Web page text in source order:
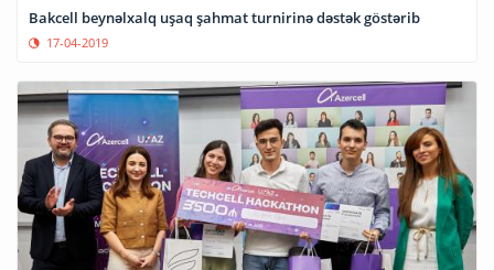
Bakcell beynəlxalq uşaq şahmat turnirinə dəstək göstərib
17-04-2019